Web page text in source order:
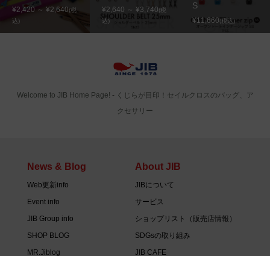
¥2,420 ～ ¥2,640(税
込)
¥2,640 ～ ¥3,740(税
込)
S
¥11,660(税込)
Welcome to JIB Home Page! ‐ くじらが目印！セイルクロスのバッグ、ア
クセサリー
News & Blog
Web更新info
Event info
JIB Group info
SHOP BLOG
MR.Jiblog
About JIB
JIBについて
サービス
ショップリスト（販売店情報）
SDGsの取り組み
JIB CAFE